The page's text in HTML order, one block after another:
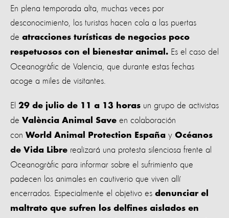
En plena temporada alta, muchas veces por
desconocimiento, los turistas hacen cola a las puertas
de atracciones turísticas de negocios poco
respetuosos con el bienestar animal. Es el caso del
Oceanogràfic de Valencia, que durante estas fechas
acoge a miles de visitantes.
El 29 de julio de 11 a 13 horas un grupo de activistas
de València Animal Save en colaboración
con World Animal Protection España y Océanos
de Vida Libre realizará una protesta silenciosa frente al
Oceanogràfic para informar sobre el sufrimiento que
padecen los animales en cautiverio que viven allí
encerrados. Especialmente el objetivo es denunciar el
maltrato que sufren los delfines aislados en